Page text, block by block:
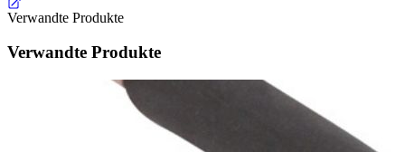
Verwandte Produkte
Verwandte Produkte